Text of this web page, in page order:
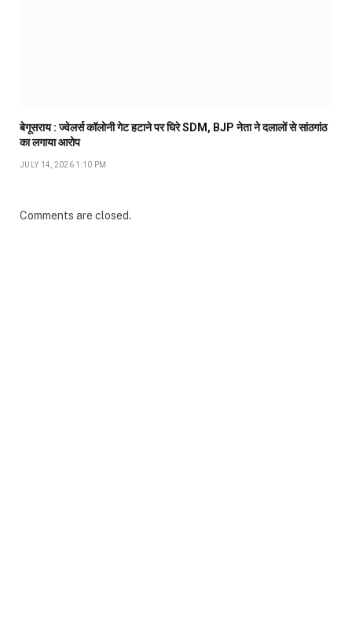
बेगूसराय : ज्वेलर्स कॉलोनी गेट हटाने पर घिरे SDM, BJP नेता ने दलालों से सांठगांठ
का लगाया आरोप
JULY 14, 2026 1:10 PM
Comments are closed.